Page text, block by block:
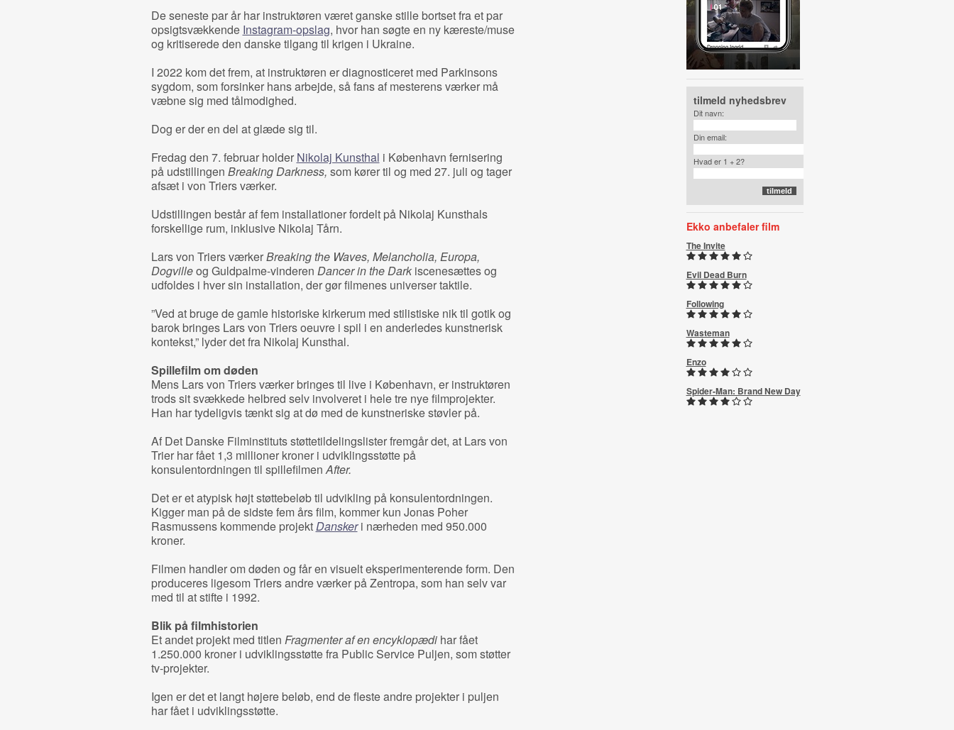
De seneste par år har instruktøren været ganske stille bortset fra et par
opsigtsvækkende Instagram-opslag, hvor han søgte en ny kæreste/muse
og kritiserede den danske tilgang til krigen i Ukraine.
I 2022 kom det frem, at instruktøren er diagnosticeret med Parkinsons
sygdom, som forsinker hans arbejde, så fans af mesterens værker må
væbne sig med tålmodighed.
Dog er der en del at glæde sig til.
Fredag den 7. februar holder Nikolaj Kunsthal i København fernisering
på udstillingen Breaking Darkness, som kører til og med 27. juli og tager
afsæt i von Triers værker.
Udstillingen består af fem installationer fordelt på Nikolaj Kunsthals
forskellige rum, inklusive Nikolaj Tårn.
Lars von Triers værkerBreaking the Waves, Melancholia, Europa,
Dogvilleog Guldpalme-vinderen Dancer in the Dark iscenesættes og
udfoldes i hver sin installation, der gør filmenes universer taktile.
”Ved at bruge de gamle historiske kirkerum med stilistiske nik til gotik og
barok bringes Lars von Triers oeuvre i spil i en anderledes kunstnerisk
kontekst,” lyder det fra Nikolaj Kunsthal.
Spillefilm om døden
Mens Lars von Triers værker bringes til live i København, er instruktøren
trods sit svækkede helbred selv involveret i hele tre nye filmprojekter.
Han har tydeligvis tænkt sig at dø med de kunstneriske støvler på.
Af Det Danske Filminstituts støttetildelingslister fremgår det, at Lars von
Trier har fået 1,3 millioner kroner i udviklingsstøtte på
konsulentordningen til spillefilmenAfter.
Det er et atypisk højt støttebeløb til udvikling på konsulentordningen.
Kigger man på de sidste fem års film, kommer kun Jonas Poher
Rasmussens kommende projektDansker i nærheden med 950.000
kroner.
Filmen handler om døden og får en visuelt eksperimenterende form. Den
produceres ligesom Triers andre værker på Zentropa, som han selv var
med til at stifte i 1992.
Blik på filmhistorien
Et andet projekt med titlen Fragmenter af en encyklopædi har fået
1.250.000 kroner i udviklingsstøtte fra Public Service Puljen, som støtter
tv-projekter.
Igen er det et langt højere beløb, end de fleste andre projekter i puljen
har fået i udviklingsstøtte.
tilmeld nyhedsbrev
Dit navn:
Din email:
Hvad er 1 + 2?
Ekko anbefaler film
The Invite
Evil Dead Burn
Following
Wasteman
Enzo
Spider-Man: Brand New Day